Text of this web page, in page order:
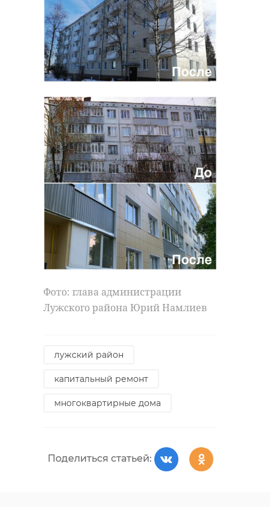
Фото: глава администрации
Лужского района Юрий Намлиев
лужский район
капитальный ремонт
многоквартирные дома
Поделиться статьей: